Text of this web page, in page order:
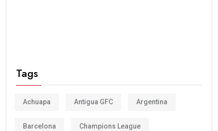
Tags
Achuapa Antigua GFC Argentina
Barcelona Champions League